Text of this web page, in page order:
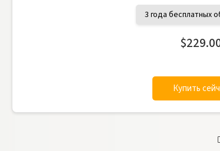
3 года бесплатных
Купить